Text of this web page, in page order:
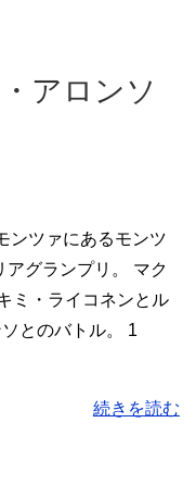
アロンソ
ンツァにあるモンツ
アグランプリ。 マク
ミ・ライコネンとル
とのバトル。 1
続きを読む